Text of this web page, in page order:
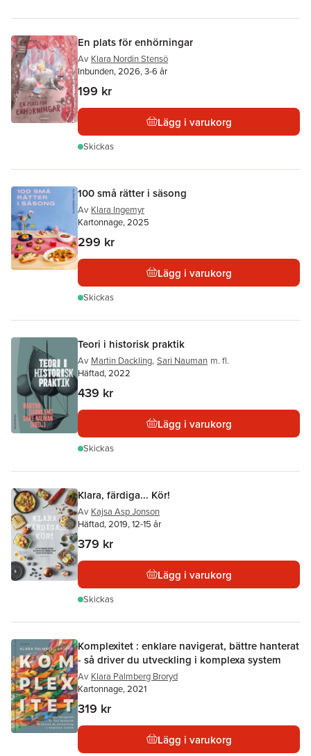
En plats för enhörningar
Av Klara Nordin Stensö
Inbunden, 2026, 3-6 år
199 kr
Lägg i varukorg
Skickas
100 små rätter i säsong
Av Klara Ingemyr
Kartonnage, 2025
299 kr
Lägg i varukorg
Skickas
Teori i historisk praktik
Av Martin Dackling, Sari Nauman m. fl.
Häftad, 2022
439 kr
Lägg i varukorg
Skickas
Klara, färdiga... Kör!
Av Kajsa Asp Jonson
Häftad, 2019, 12-15 år
379 kr
Lägg i varukorg
Skickas
Komplexitet : enklare navigerat, bättre hanterat
- så driver du utveckling i komplexa system
Av Klara Palmberg Broryd
Kartonnage, 2021
319 kr
Lägg i varukorg